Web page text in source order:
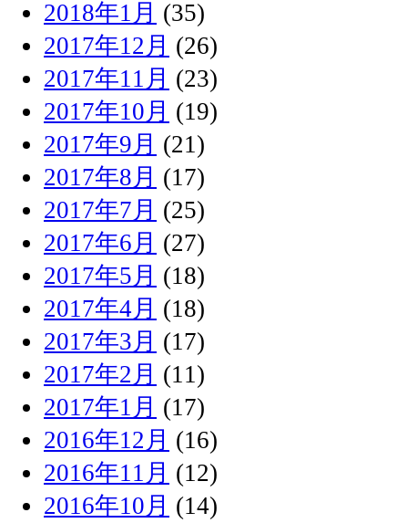
2018年1月 (35)
2017年12月 (26)
2017年11月 (23)
2017年10月 (19)
2017年9月 (21)
2017年8月 (17)
2017年7月 (25)
2017年6月 (27)
2017年5月 (18)
2017年4月 (18)
2017年3月 (17)
2017年2月 (11)
2017年1月 (17)
2016年12月 (16)
2016年11月 (12)
2016年10月 (14)